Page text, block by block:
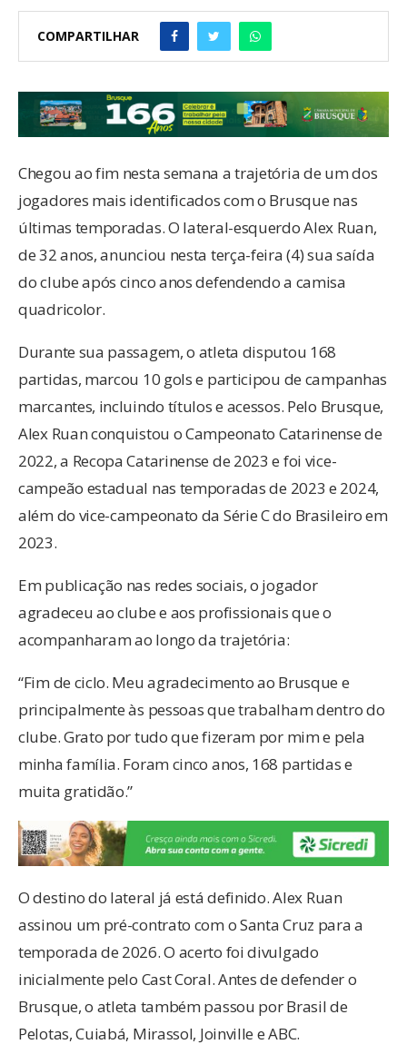
COMPARTILHAR
Chegou ao fim nesta semana a trajetória de um dos
jogadores mais identificados com o Brusque nas
últimas temporadas. O lateral-esquerdo Alex Ruan,
de 32 anos, anunciou nesta terça-feira (4) sua saída
do clube após cinco anos defendendo a camisa
quadricolor.
Durante sua passagem, o atleta disputou 168
partidas, marcou 10 gols e participou de campanhas
marcantes, incluindo títulos e acessos. Pelo Brusque,
Alex Ruan conquistou o Campeonato Catarinense de
2022, a Recopa Catarinense de 2023 e foi vice-
campeão estadual nas temporadas de 2023 e 2024,
além do vice-campeonato da Série C do Brasileiro em
2023.
Em publicação nas redes sociais, o jogador
agradeceu ao clube e aos profissionais que o
acompanharam ao longo da trajetória:
“Fim de ciclo. Meu agradecimento ao Brusque e
principalmente às pessoas que trabalham dentro do
clube. Grato por tudo que fizeram por mim e pela
minha família. Foram cinco anos, 168 partidas e
muita gratidão.”
O destino do lateral já está definido. Alex Ruan
assinou um pré-contrato com o Santa Cruz para a
temporada de 2026. O acerto foi divulgado
inicialmente pelo Cast Coral. Antes de defender o
Brusque, o atleta também passou por Brasil de
Pelotas, Cuiabá, Mirassol, Joinville e ABC.